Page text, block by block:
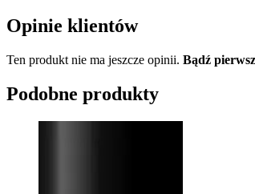
Opinie klientów
Ten produkt nie ma jeszcze opinii. Bądź
Podobne produkty